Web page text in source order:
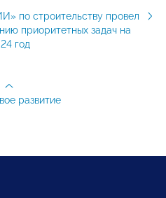
по строительству провел
приоритетных задач на
год
развитие